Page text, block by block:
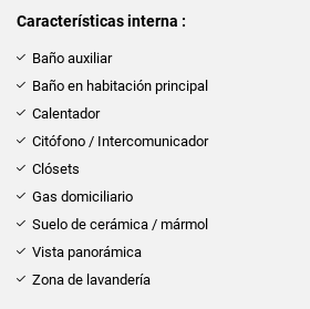
Características interna :
Baño auxiliar
Baño en habitación principal
Calentador
Citófono / Intercomunicador
Clósets
Gas domiciliario
Suelo de cerámica / mármol
Vista panorámica
Zona de lavandería